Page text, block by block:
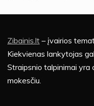
Zibainis.lt – įvairios
Kiekvienas lankytojas
Straipsnio talpinimai
mokesčiu.